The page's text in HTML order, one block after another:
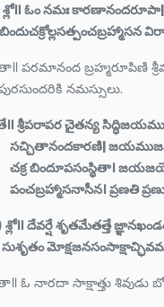
శ్లో॥ ఓం నమః
పరమానంద బ్రహ్మరూపిణి
నమస్సులు.
శ్రీపరాపర చైతన్య సిద్ధిజయము
బిందూపసంస్థితా।
ప్రణతి
శ్లో॥ దేవర్షే శృతమేతత్తే
ఓ నారదా సాక్షాత్తు శివుడు